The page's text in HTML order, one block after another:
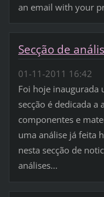
an email with your
Secção de
01-11-2011 16:42
Foi hoje inaugurada
secção é dedicada a
componentes e
uma análise já feita
nesta secção de
análises...